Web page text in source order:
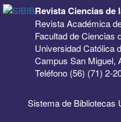
Revista Ciencias de
Revista Académica
Facultad de Ciencias
Universidad Católica
Campus San Miguel,
Teléfono (56) (71) 2-
Sistema de Bibliotecas